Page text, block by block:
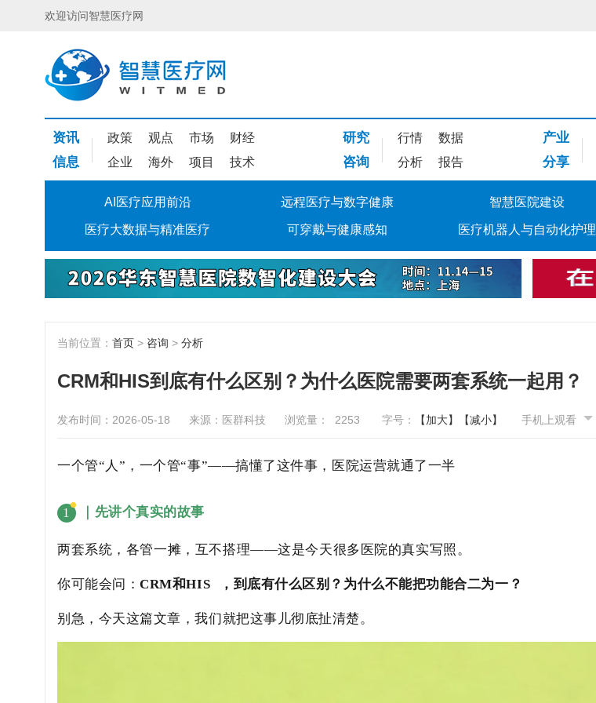
欢迎访问智慧医疗网
资讯 政策 观点 市场 财经
信息 企业 海外 项目 技术
研究 行情 数据
咨询 分析 报告
产业
分享
AI医疗应用前沿 远程医疗与数字健康 智慧医院建设
医疗大数据与精准医疗 可穿戴与健康感知 医疗机器人与自动化护理
当前位置： 首页 > 咨询 > 分析
CRM和HIS到底有什么区别？为什么医院需要两套系统一起用？
发布时间：2026-05-18 来源：医群科技 浏览量： 2253 字号： 【加大】 【减小】 手机上观看
一个管“人”，一个管“事”——搞懂了这件事，医院运营就通了一半
1 ｜先讲个真实的故事
两套系统，各管一摊，互不搭理——这是今天很多医院的真实写照。
你可能会问：CRM和HIS ，到底有什么区别？为什么不能把功能合二为一？
别急，今天这篇文章，我们就把这事儿彻底扯清楚。